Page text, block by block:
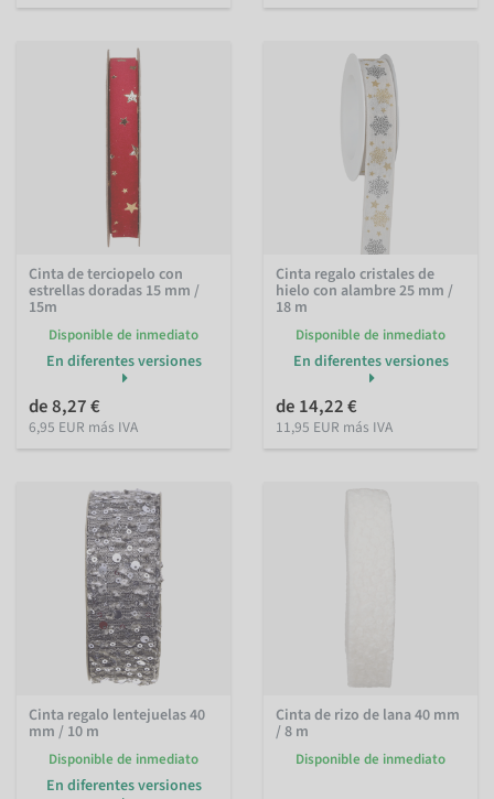
Cinta de terciopelo con
estrellas doradas 15 mm /
15m
Disponible de inmediato
En diferentes versiones
de 8,27 €
6,95 EUR más IVA
Cinta regalo cristales de
hielo con alambre 25 mm /
18 m
Disponible de inmediato
En diferentes versiones
de 14,22 €
11,95 EUR más IVA
Cinta regalo lentejuelas 40
mm / 10 m
Disponible de inmediato
En diferentes versiones
Cinta de rizo de lana 40 mm
/ 8 m
Disponible de inmediato